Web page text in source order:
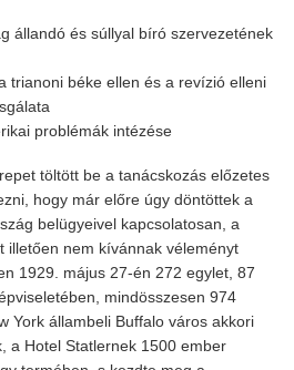
állandó és súllyal bíró szervezetének
trianoni béke ellen és a revízió elleni
problémák intézése
töltött be a tanácskozás előzetes
hogy már előre úgy döntöttek a
belügyeivel kapcsolatosan, a
illetően nem kívánnak véleményt
1929. május 27-én 272 egylet, 87
mindösszesen 974
York állambeli Buffalo város akkori
a Hotel Statlernek 1500 ember